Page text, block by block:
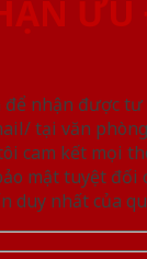
nhận được tư
tại văn
cam kết mọi
mật tuyệt đối
duy nhất của